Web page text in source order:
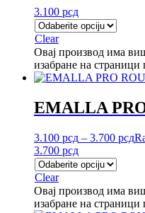
3.100 рсд
Clear
Овај производ има
изабране на страници
EMALLA
3.100 рсд – 3.700 рсд
3.700 рсд
Clear
Овај производ има
изабране на страници